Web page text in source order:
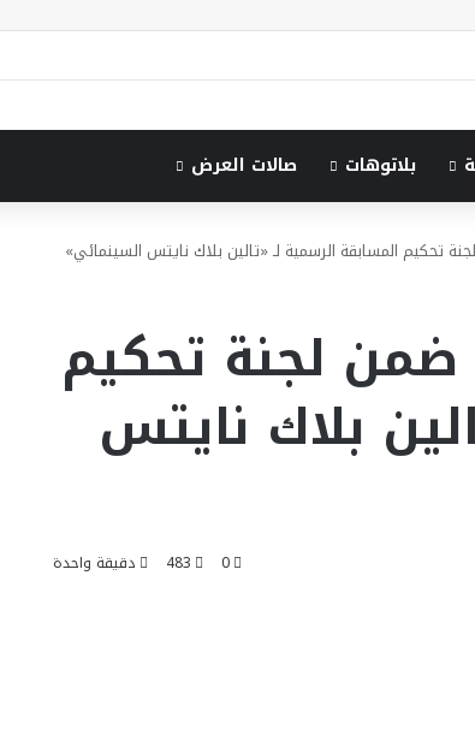
بلاتوهات صالات العرض
تحكيم المسابقة الرسمية لـ «تالين بلاك نايتس السينمائي»
ضمن لجنة تحكيم
بلاك نايتس
0
483 دقيقة واحدة